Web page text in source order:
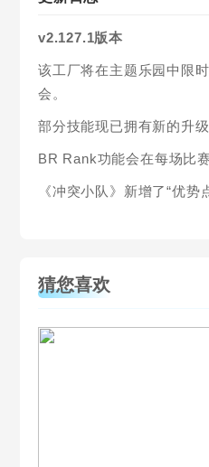
v2.127.1版本
该工厂将在主题乐园中限
会。
部分技能现已拥有新的升级
BR Rank功能会在每场比
《冲突小队》新增了“优
猜您喜欢